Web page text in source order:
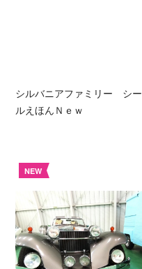
シルバニアファミリー シー
ルえほんＮｅｗ
NEW